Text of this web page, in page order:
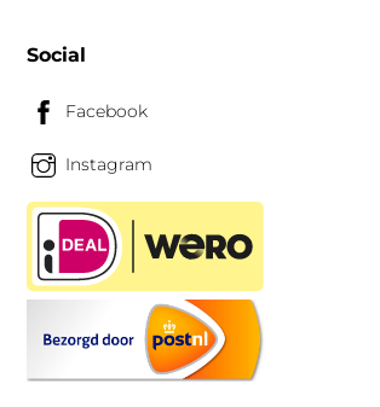
Social
Facebook
Instagram